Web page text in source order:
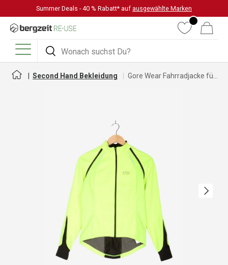
DIREKT ZUM INHALT
Summer Deals - 40 % Rabatt* auf ausgewählte Marken
Suchen
Suchen
WunschlisteWarenkorb
Menü
Second Hand Bekleidung
Nächste